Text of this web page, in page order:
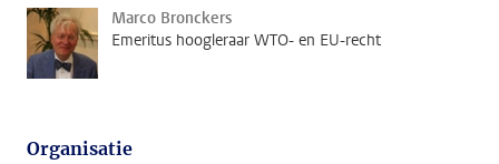
Marco Bronckers
Emeritus hoogleraar WTO- en EU-recht
Organisatie